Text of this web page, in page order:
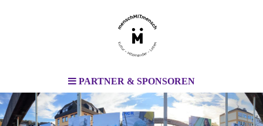
PARTNER & SPONSOREN